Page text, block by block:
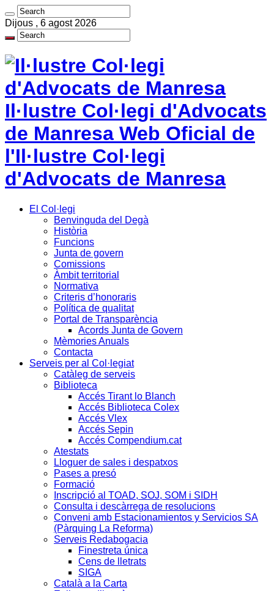
Dijous , 6 agost 2026
Il·lustre Col·legi d'Advocats
de Manresa Web Oficial de
l'Il·lustre Col·legi
d'Advocats de Manresa
El Col·legi
Benvinguda del Degà
Història
Funcions
Junta de govern
Comissions
Àmbit territorial
Normativa
Criteris d’honoraris
Política de qualitat
Portal de Transparència
Acords Junta de Govern
Mèmories Anuals
Contacta
Serveis per al Col·legiat
Catàleg de serveis
Biblioteca
Accés Tirant lo Blanch
Accés Biblioteca Colex
Accés Vlex
Accés Sepin
Accés Compendium.cat
Atestats
Lloguer de sales i despatxos
Pases a presó
Formació
Inscripció al TOAD, SOJ, SOM i SIDH
Consulta i descàrrega de resolucions
Conveni amb Estacionamientos y Servicios SA
(Pàrquing La Reforma)
Serveis Redabogacia
Finestreta única
Cens de lletrats
SIGA
Català a la Carta